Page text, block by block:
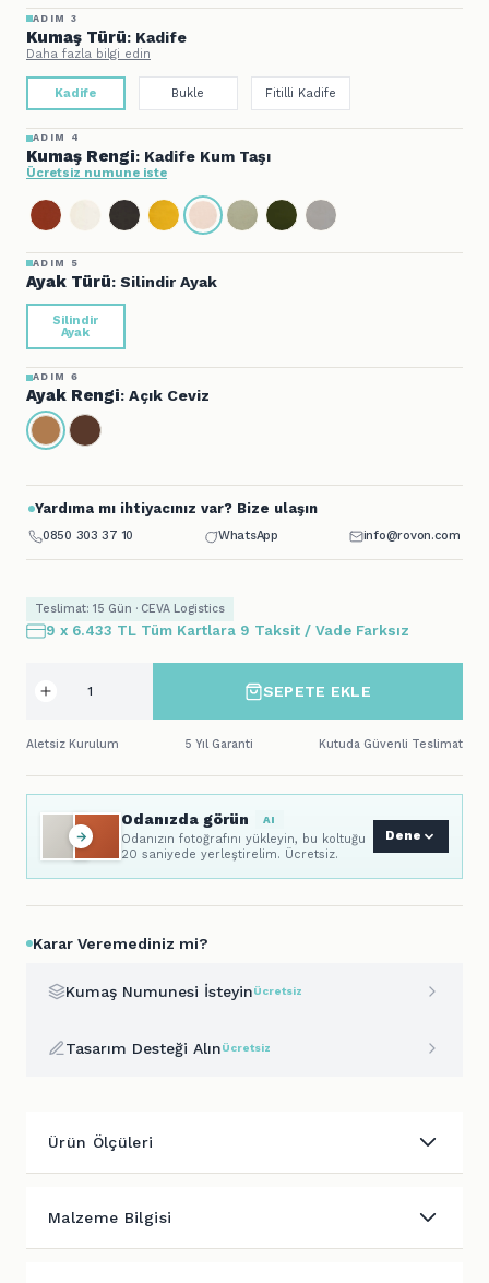
ADIM 3
Kumaş Türü: Kadife
Daha fazla bilgi edin
Kadife Bukle Fitilli Kadife
ADIM 4
Kumaş Rengi: Kadife Kum Taşı
Ücretsiz numune iste
ADIM 5
Ayak Türü: Silindir Ayak
Silindir
Ayak
ADIM 6
Ayak Rengi: Açık Ceviz
Yardıma mı ihtiyacınız var? Bize ulaşın
0850 303 37 10 WhatsApp info@rovon.com
Teslimat: 15 Gün · CEVA Logistics
9 x 6.433 TL Tüm Kartlara 9 Taksit / Vade Farksız
SEPETE EKLE
Aletsiz Kurulum 5 Yıl Garanti Kutuda Güvenli Teslimat
Odanızda görün AI
Odanızın fotoğrafını yükleyin, bu koltuğu
20 saniyede yerleştirelim. Ücretsiz.
Dene
Karar Veremediniz mi?
Kumaş Numunesi İsteyinÜcretsiz
Tasarım Desteği AlınÜcretsiz
Ürün Ölçüleri
Malzeme Bilgisi